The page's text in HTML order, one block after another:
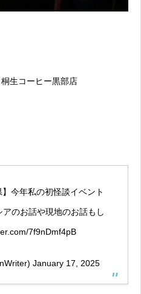
生コーヒー黒部店
今年私の初怪談イベント
のお話や現地のお話もし
7f9nDmf4pB
January 17, 2025